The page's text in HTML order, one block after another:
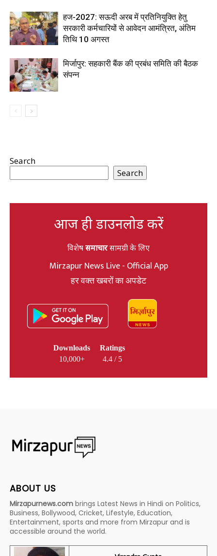
हज-2027: सऊदी अरब में प्रतिनियुक्ति हेतु
सरकारी कर्मचारियों से आवेदन आमंत्रित, अंतिम
तिथि 10 अगस्त
मिर्जापुर: सहकारी बैंक की प्रबंध समिति की बैठक
संपन्न
Search
Search
आज ही डाउनलोड करें
विशेषसमाचारसामग्री के लिए
Mirzapur News Live - Official App
हर वक्त खबरों का अपडेट
Downloads
10,000+
Ratings
4.4 / 5
ABOUT US
Mirzapurnews.com brings Latest News in Hindi on Politics,
Business, Bollywood, Cricket, Lifestyle, Education,
Entertainment, sports and more from Mirzapur and is
accessible around the world.